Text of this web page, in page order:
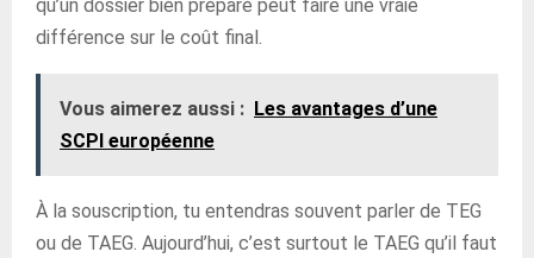
qu’un dossier bien préparé peut faire une vraie
différence sur le coût final.
Vous aimerez aussi : Les avantages d’une
SCPI européenne
À la souscription, tu entendras souvent parler de TEG
ou de TAEG. Aujourd’hui, c’est surtout le TAEG qu’il faut